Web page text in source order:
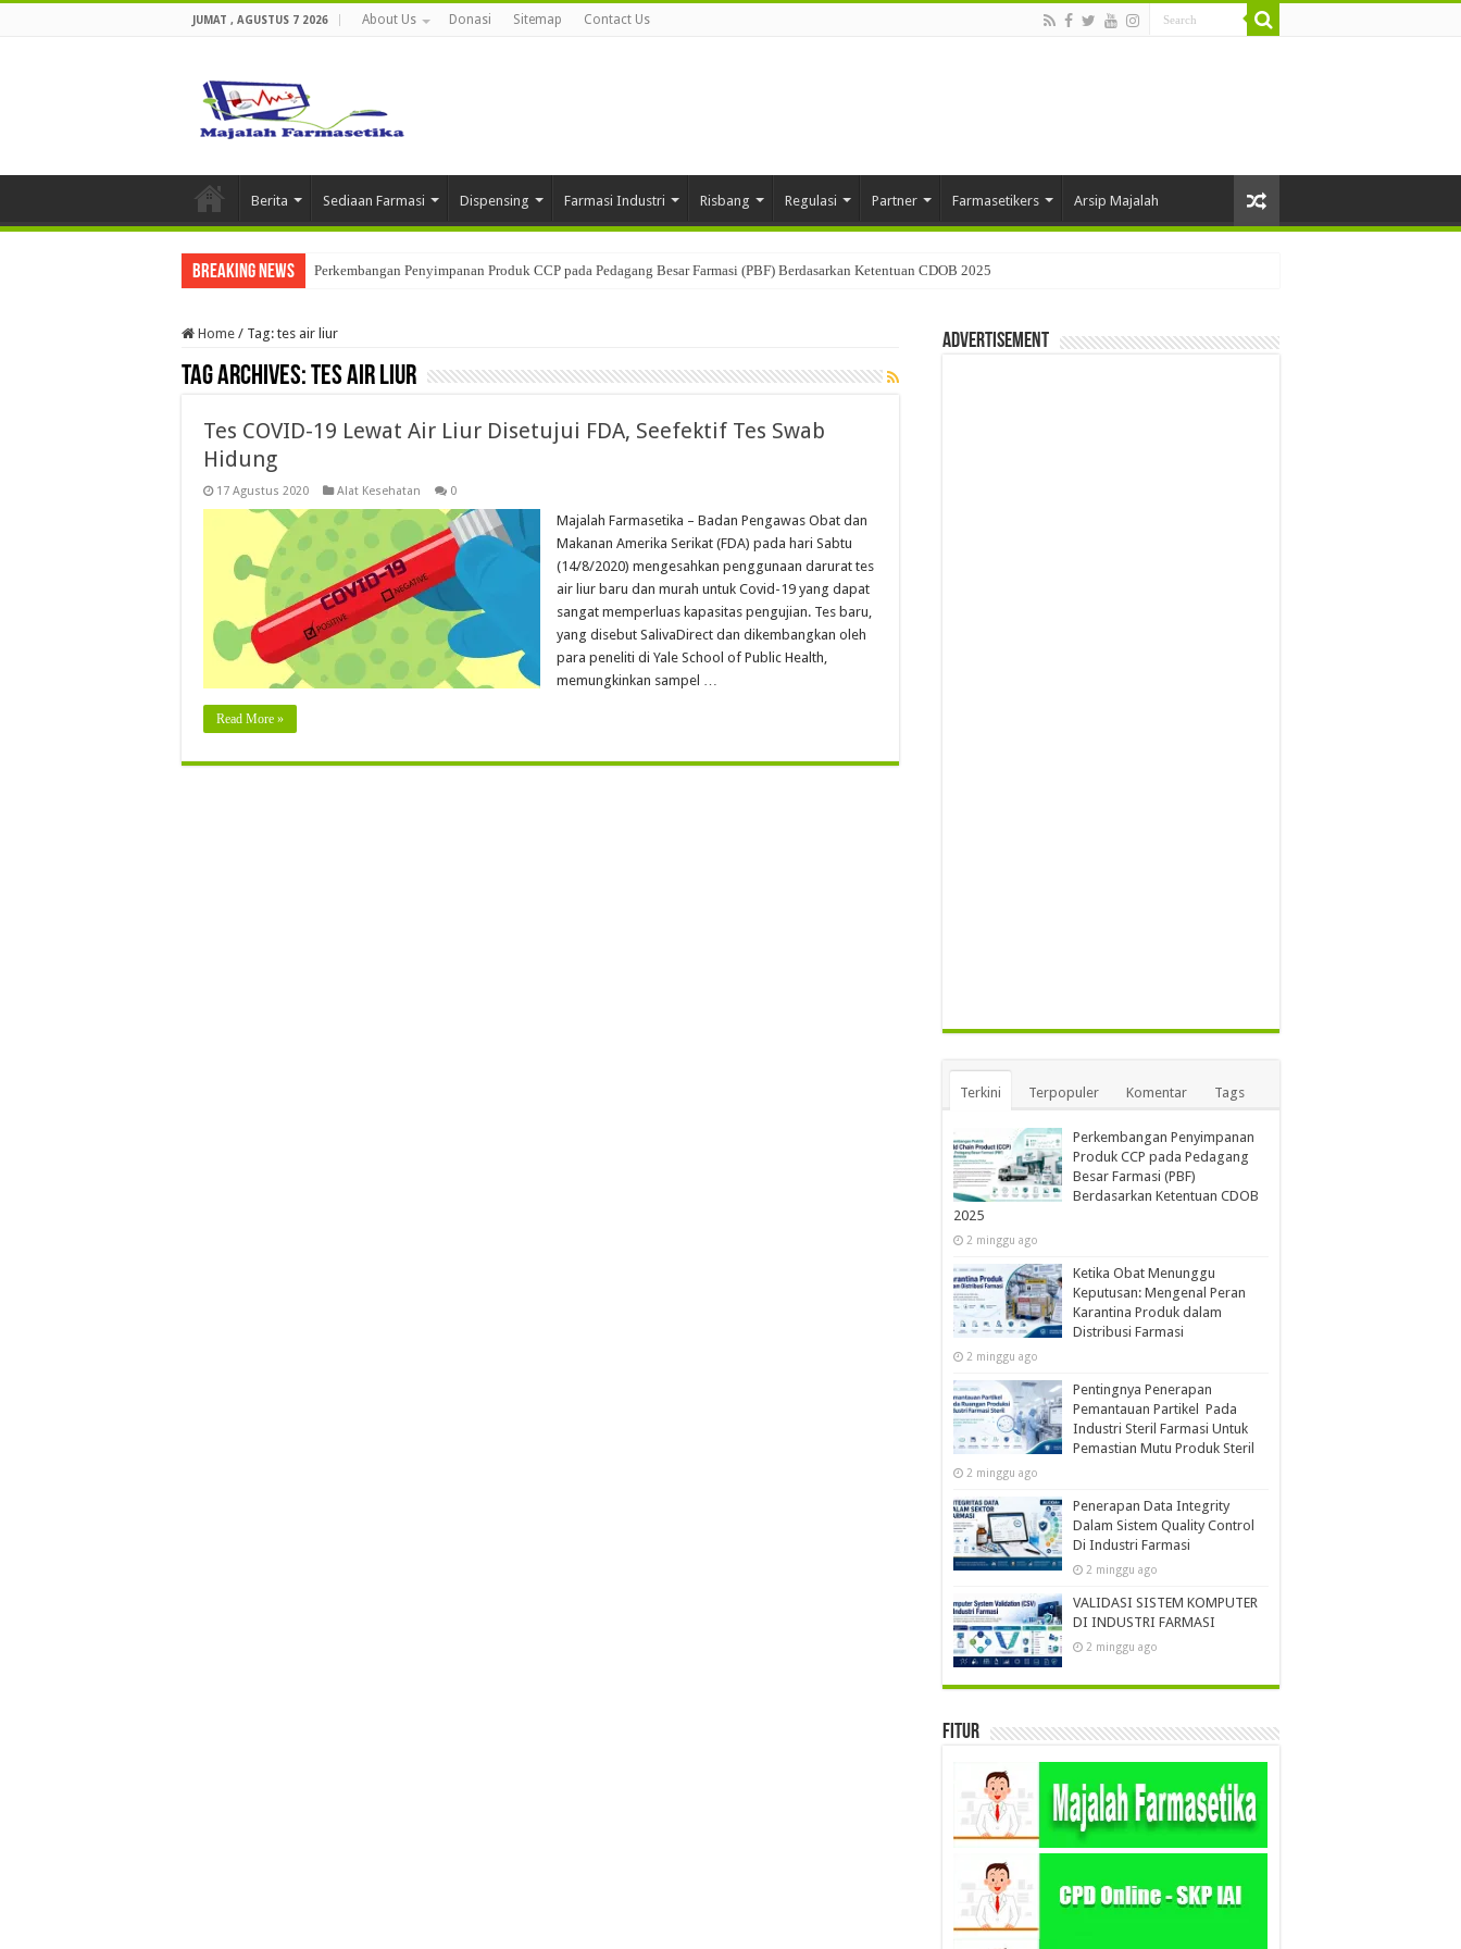
JUMAT , AGUSTUS 7 2026 About Us Donasi Sitemap Contact Us
Berita Sediaan Farmasi Dispensing Farmasi Industri Risbang Regulasi Partner Farmasetikers Arsip Majalah
Breaking News Perkembangan Penyimpanan Produk CCP pada Pedagang Besar Farmasi (PBF) Berdasarkan Ketentuan CDOB 2025
Home / Tag: tes air liur
Tag Archives:tes air liur
Tes COVID-19 Lewat Air Liur Disetujui FDA, Seefektif Tes Swab
Hidung
17 Agustus 2020 Alat Kesehatan 0
Majalah Farmasetika – Badan Pengawas Obat dan
Makanan Amerika Serikat (FDA) pada hari Sabtu
(14/8/2020) mengesahkan penggunaan darurat tes
air liur baru dan murah untuk Covid-19 yang dapat
sangat memperluas kapasitas pengujian. Tes baru,
yang disebut SalivaDirect dan dikembangkan oleh
para peneliti di Yale School of Public Health,
memungkinkan sampel …
Read More »
Advertisement
Terkini Terpopuler Komentar Tags
Perkembangan Penyimpanan
Produk CCP pada Pedagang
Besar Farmasi (PBF)
Berdasarkan Ketentuan CDOB
2025
2 minggu ago
Ketika Obat Menunggu
Keputusan: Mengenal Peran
Karantina Produk dalam
Distribusi Farmasi
2 minggu ago
Pentingnya Penerapan
Pemantauan Partikel Pada
Industri Steril Farmasi Untuk
Pemastian Mutu Produk Steril
2 minggu ago
Penerapan Data Integrity
Dalam Sistem Quality Control
Di Industri Farmasi
2 minggu ago
VALIDASI SISTEM KOMPUTER
DI INDUSTRI FARMASI
2 minggu ago
Fitur